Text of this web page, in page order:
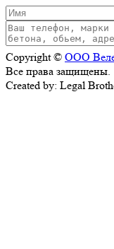
Copyright © ООО
Все права защищены.
Created by: Legal